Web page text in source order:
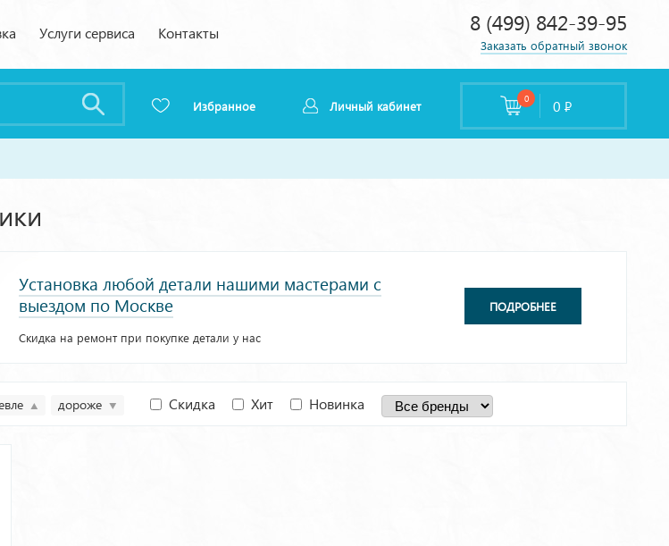
Услуги сервиса Контакты 8 (499) 842-39-95
Заказать обратный звонок
Избранное Личный кабинет 0 0 Р
ПОДРОБНЕЕ
Установка любой детали нашими мастерами с
выездом по Москве
Скидка на ремонт при покупке детали у нас
дороже Скидка Хит Новинка